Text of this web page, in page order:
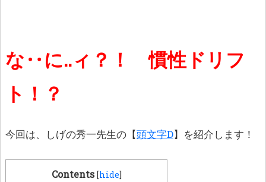
な‥に..ィ？！ 慣性ドリフ
ト！？
今回は、しげの秀一先生の【頭文字D】を紹介します！
Contents [hide]